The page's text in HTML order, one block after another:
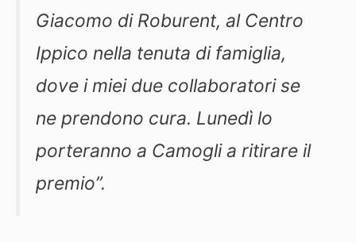
Giacomo di Roburent, al Centro
Ippico nella tenuta di famiglia,
dove i miei due collaboratori se
ne prendono cura. Lunedì lo
porteranno a Camogli a ritirare il
premio”.